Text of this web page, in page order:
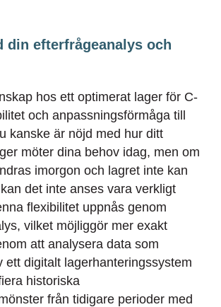
din efterfrågeanalys och
hos ett optimerat lager för C-
och anpassningsförmåga till
kanske är nöjd med hur ditt
möter dina behov idag, men om
imorgon och lagret inte kan
det inte anses vara verkligt
flexibilitet uppnås genom
vilket möjliggör mer exakt
att analysera data som
ett digitalt lagerhanteringssystem
historiska
från tidigare perioder med